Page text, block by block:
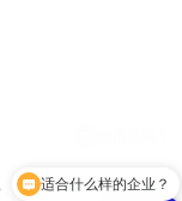
适合什么样的企业？